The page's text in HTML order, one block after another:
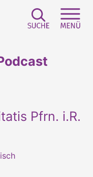
Pfrn. i.R.